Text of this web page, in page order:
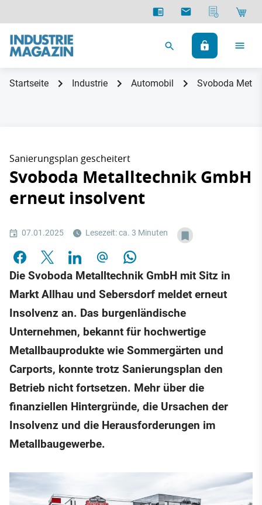
Startseite Industrie Automobil Svoboda
Sanierungsplan gescheitert
Svoboda Metalltechnik GmbH
erneut insolvent
07.01.2025 Lesezeit: ca. 3 Minuten
Die Svoboda Metalltechnik GmbH mit Sitz in
Markt Allhau und Sebersdorf meldet erneut
Insolvenz an. Das burgenländische
Unternehmen, bekannt für hochwertige
Metallbauprodukte wie Sommergärten und
Carports, konnte trotz Sanierungsplan den
Betrieb nicht fortsetzen. Mehr über die
finanziellen Hintergründe, die Ursachen der
Insolvenz und die Herausforderungen im
Metallbaugewerbe.